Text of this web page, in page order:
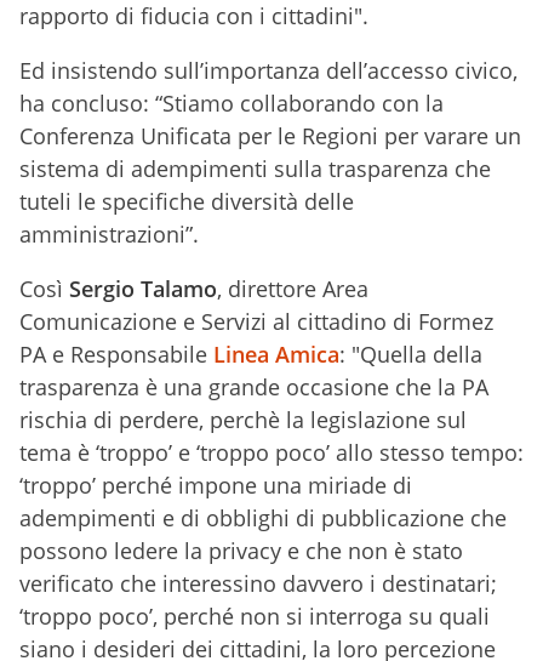
rapporto di fiducia con i cittadini".
Ed insistendo sull’importanza dell’accesso civico,
ha concluso: “Stiamo collaborando con la
Conferenza Unificata per le Regioni per varare un
sistema di adempimenti sulla trasparenza che
tuteli le specifiche diversità delle
amministrazioni”.
Così Sergio Talamo, direttore Area
Comunicazione e Servizi al cittadino di Formez
PA e Responsabile Linea Amica: "Quella della
trasparenza è una grande occasione che la PA
rischia di perdere, perchè la legislazione sul
tema è ‘troppo’ e ‘troppo poco’ allo stesso tempo:
‘troppo’ perché impone una miriade di
adempimenti e di obblighi di pubblicazione che
possono ledere la privacy e che non è stato
verificato che interessino davvero i destinatari;
‘troppo poco’, perché non si interroga su quali
siano i desideri dei cittadini, la loro percezione